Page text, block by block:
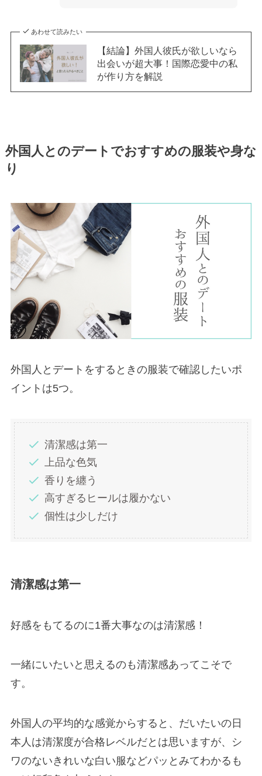
あわせて読みたい
【結論】外国人彼氏が欲しいなら
出会いが超大事！国際恋愛中の私
が作り方を解説
外国人とのデートでおすすめの服装や身な
り
外国人とデートをするときの服装で確認したいポ
イントは5つ。
清潔感は第一
上品な色気
香りを纏う
高すぎるヒールは履かない
個性は少しだけ
清潔感は第一
好感をもてるのに1番大事なのは清潔感！
一緒にいたいと思えるのも清潔感あってこそで
す。
外国人の平均的な感覚からすると、だいたいの日
本人は清潔度が合格レベルだとは思いますが、シ
ワのないきれいな白い服などパッとみてわかるも